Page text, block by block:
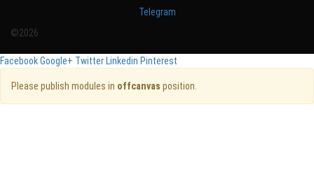
Telegram
©2026
FacebookGoogle+ TwitterLinkedin Pinterest
Please publish modules in offcanvas position.